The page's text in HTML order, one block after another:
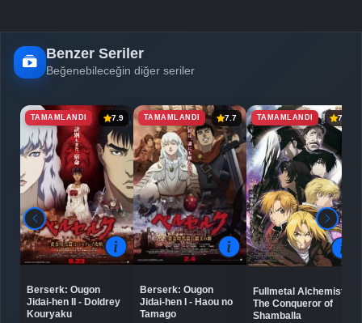
Benzer Seriler
Beğenebileceğin diğer seriler
TAMAMLANDI 7.9
Berserk: Ougon
Jidai-hen II - Doldrey
Kouryaku
TAMAMLANDI 7.7
Berserk: Ougon
Jidai-hen I - Haou no
Tamago
TAMAMLANDI 7.5
Fullmetal Alchemist:
The Conqueror of
Shamballa